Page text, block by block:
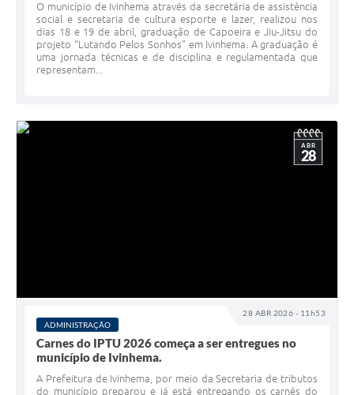
O município de Ivinhema através da secretária de assistência
social e secretaria de cultura esporte e lazer, realizou nos
dias 18 e 19 de abril, graduação de Capoeira e Jiu-Jitsu do
projeto “Lutando Pelos Sonhos” em Ivinhema. A graduação é
uma jornada técnicas e de disciplina e regulamentada que
representam...
28 ABR 2026 - 11h53
ABR
28
ADMINISTRAÇÃO
Carnes do IPTU 2026 começa a ser entregues no
município de Ivinhema.
A Prefeitura de Ivinhema, por meio da Secretaria de tributos
do município preparou e já está entregando os carnês do